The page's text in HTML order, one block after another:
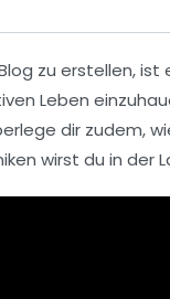
zu erstellen,
Leben
dir zudem,
wirst du in der